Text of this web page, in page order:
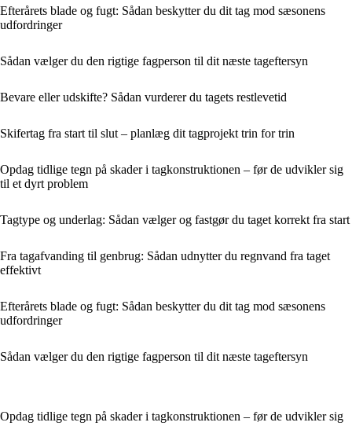
Efterårets blade og fugt: Sådan beskytter du dit tag mod sæsonens
udfordringer
Sådan vælger du den rigtige fagperson til dit næste tageftersyn
Bevare eller udskifte? Sådan vurderer du tagets restlevetid
Skifertag fra start til slut – planlæg dit tagprojekt trin for trin
Opdag tidlige tegn på skader i tagkonstruktionen – før de udvikler sig
til et dyrt problem
Tagtype og underlag: Sådan vælger og fastgør du taget korrekt fra start
Fra tagafvanding til genbrug: Sådan udnytter du regnvand fra taget
effektivt
Efterårets blade og fugt: Sådan beskytter du dit tag mod sæsonens
udfordringer
Sådan vælger du den rigtige fagperson til dit næste tageftersyn
Opdag tidlige tegn på skader i tagkonstruktionen – før de udvikler sig